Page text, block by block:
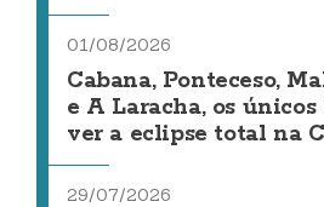
01/08/2026
Cabana, Ponteceso,
e A Laracha, os
ver a eclipse total na
29/07/2026